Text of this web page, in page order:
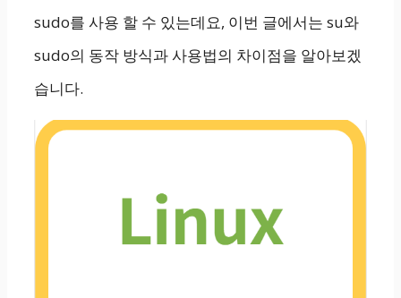
sudo를 사용 할 수 있는데요, 이번 글에서는 su와
sudo의 동작 방식과 사용법의 차이점을 알아보겠
습니다.